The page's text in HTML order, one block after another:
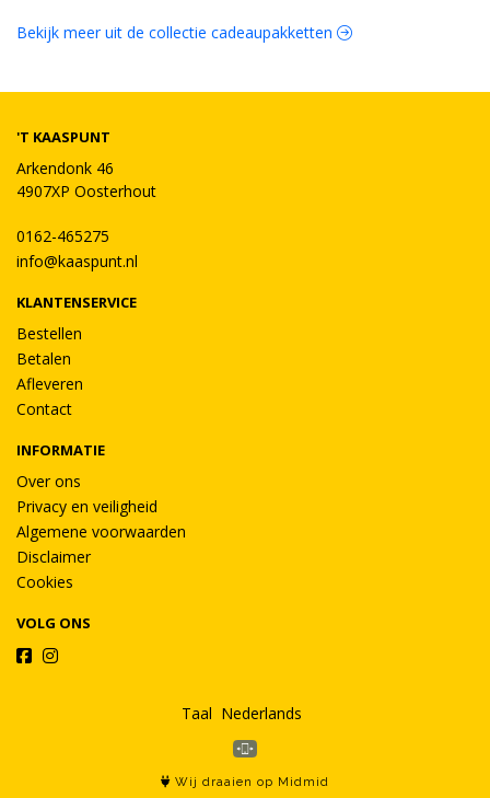
Bekijk meer uit de collectie cadeaupakketten
'T KAASPUNT
Arkendonk 46
4907XP Oosterhout
0162-465275
info@kaaspunt.nl
KLANTENSERVICE
Bestellen
Betalen
Afleveren
Contact
INFORMATIE
Over ons
Privacy en veiligheid
Algemene voorwaarden
Disclaimer
Cookies
VOLG ONS
Taal
Wij draaien op Midmid